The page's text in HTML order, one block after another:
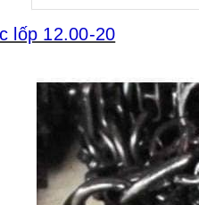
lốp 12.00-20